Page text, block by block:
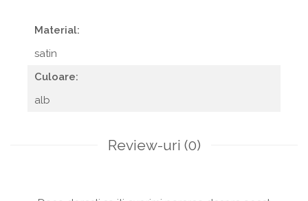
Material:
satin
Culoare:
alb
Review-uri (0)